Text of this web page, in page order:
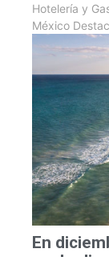
Hotelería y
México
En